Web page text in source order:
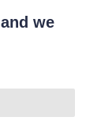
we